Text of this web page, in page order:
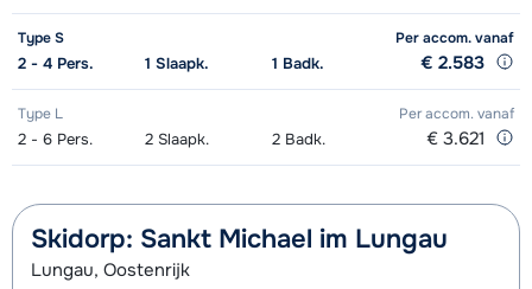
Type S Per accom.vanaf
2 - 4 Pers. 1 Slaapk. 1 Badk. € 2.583
Type L Per accom. vanaf
2 - 6 Pers. 2 Slaapk. 2 Badk. € 3.621
Skidorp: Sankt Michael im Lungau
Lungau, Oostenrijk